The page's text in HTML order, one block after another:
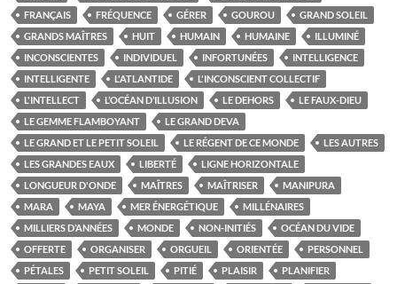
FRANÇAIS
FRÉQUENCE GÉRER GOUROU
GRAND SOLEIL
GRANDS MAÎTRES
HUIT HUMAIN HUMAINE
ILLUMINÉ
INCONSCIENTES
INDIVIDUEL INFORTUNÉES
INTELLIGENCE
INTELLIGENTE
L'ATLANTIDE
L'INCONSCIENT COLLECTIF
L'INTELLECT
L’OCÉAN D’ILLUSION LE DEHORS
LE FAUX-DIEU
LE GEMME FLAMBOYANT
LE GRAND DEVA
LE GRAND ET LE PETIT SOLEIL
LE RÉGENT DE CE MONDE
LES AUTRES
LES GRANDES EAUX
LIBERTÉ
LIGNE HORIZONTALE
LONGUEUR D'ONDE
MAÎTRES MAÎTRISER
MANIPURA
MARA
MAYA MER ÉNERGÉTIQUE
MILLÉNAIRES
MILLIERS D’ANNÉES
MONDE NON-INITIÉS
OCÉAN DU VIDE
OFFERTE
ORGANISER ORGUEIL ORIENTÉE
PERSONNEL
PÉTALES
PETIT SOLEIL PITIÉ PLAISIR
PLANIFIER